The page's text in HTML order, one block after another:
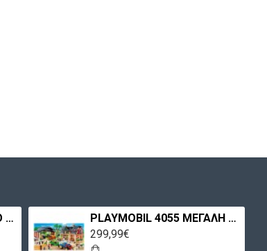
PLAYMOBIL 3988 ΜΕΓΑΛΟ ΣΠΙΤΙ
PLAYMOBIL 4055 ΜΕΓΑΛΗ ΦΑΡΜΑ
299,99€